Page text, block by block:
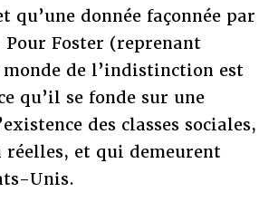
qu’une donnée façonnée par
Foster (reprenant
monde de l’indistinction est
qu’il se fonde sur une
des classes sociales,
et qui demeurent
Unis.